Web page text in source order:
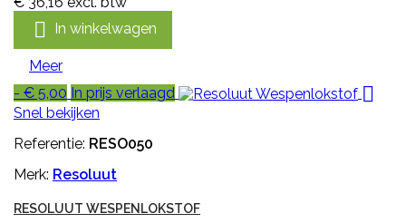
 In winkelwagen
Meer
- € 5,00 In prijs verlaagd 
Snel bekijken
Referentie: RESO050
Merk: Resoluut
RESOLUUT WESPENLOKSTOF